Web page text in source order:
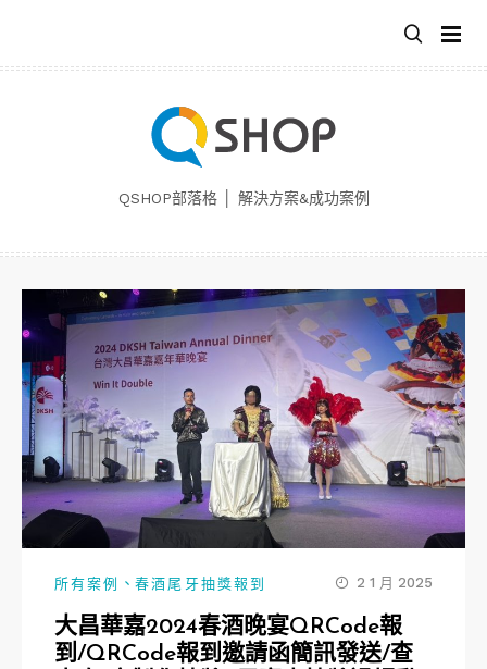
主
QSHOP部落格 │ 解決方案&成功案例
所有案例 、春酒尾牙抽獎報到 2 1 月 2025
大昌華嘉2024春酒晚宴QRCode報
到/QRCode報到邀請函簡訊發送/查